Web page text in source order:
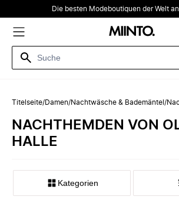
Die besten Modeboutiquen der Welt
Titelseite/Damen/Nachtwäsche & Bademäntel /
NACHTHEMDEN VON
HALLE
Kategorien